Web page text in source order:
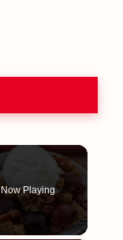
Now Playing